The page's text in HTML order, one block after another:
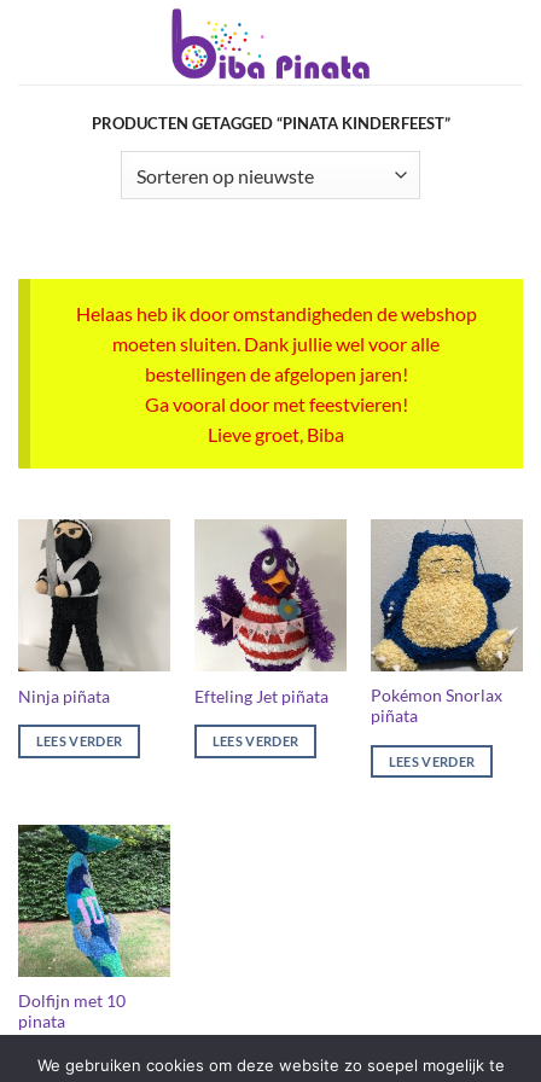
PRODUCTEN GETAGGED “PINATA KINDERFEEST”
Helaas heb ik door omstandigheden de webshop
moeten sluiten. Dank jullie wel voor alle
bestellingen de afgelopen jaren!
Ga vooral door met feestvieren!
Lieve groet, Biba
Ninja piñata
LEES VERDER
Efteling Jet piñata
LEES VERDER
Pokémon Snorlax
piñata
LEES VERDER
Dolfijn met 10
pinata
LEES VERDER
We gebruiken cookies om deze website zo soepel mogelijk te